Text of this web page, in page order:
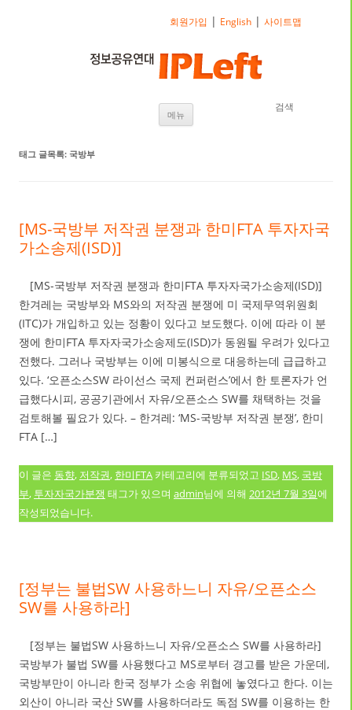
메뉴 내용으로 바로가기검색
회원가입 | English |사이트맵
태그 글목록: 국방부
[MS-국방부 저작권 분쟁과 한미FTA 투자자국
가소송제(ISD)]
[MS-국방부 저작권 분쟁과 한미FTA 투자자국가소송제(ISD)]
한겨레는 국방부와 MS와의 저작권 분쟁에 미 국제무역위원회
(ITC)가 개입하고 있는 정황이 있다고 보도했다. 이에 따라 이 분
쟁에 한미FTA 투자자국가소송제도(ISD)가 동원될 우려가 있다고
전했다. 그러나 국방부는 이에 미봉식으로 대응하는데 급급하고
있다. ‘오픈소스SW 라이선스 국제 컨퍼런스’에서 한 토론자가 언
급했다시피, 공공기관에서 자유/오픈소스 SW를 채택하는 것을
검토해볼 필요가 있다. – 한겨레: ‘MS-국방부 저작권 분쟁’, 한미
FTA […]
이 글은 동향, 저작권, 한미FTA 카테고리에 분류되었고 ISD, MS, 국방
부, 투자자국가분쟁 태그가 있으며 admin님에 의해 2012년 7월 3일에
작성되었습니다.
[정부는 불법SW 사용하느니 자유/오픈소스
SW를 사용하라]
[정부는 불법SW 사용하느니 자유/오픈소스 SW를 사용하라]
국방부가 불법 SW를 사용했다고 MS로부터 경고를 받은 가운데,
국방부만이 아니라 한국 정부가 소송 위협에 놓였다고 한다. 이는
외산이 아니라 국산 SW를 사용하더라도 독점 SW를 이용하는 한